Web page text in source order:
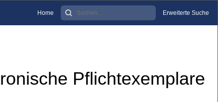
Home Erweiterte Suche
Pflichtexemplare